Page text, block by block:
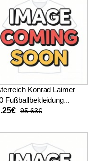
Konrad Laimer
Fußballbekleidung
WM 2026
95.63€